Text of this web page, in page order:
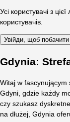
Усі користувачі з
користувачів.
Увійди, щоб побачити
Gdynia:
Witaj w
Gdyni, gdzie każdy
czy szukasz
na dłużej, Gdynia